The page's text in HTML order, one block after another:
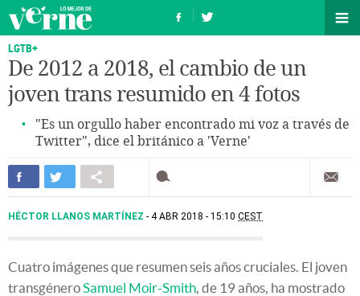
LGTB+
De 2012 a 2018, el cambio de un
joven trans resumido en 4 fotos
"Es un orgullo haber encontrado mi voz a través de
Twitter", dice el británico a 'Verne'
HÉCTOR LLANOS MARTÍNEZ 4 ABR 2018 - 15:10 CEST
Cuatro imágenes que resumen seis años cruciales. El joven
transgéneroSamuel Moir-Smith, de 19 años, ha mostrado